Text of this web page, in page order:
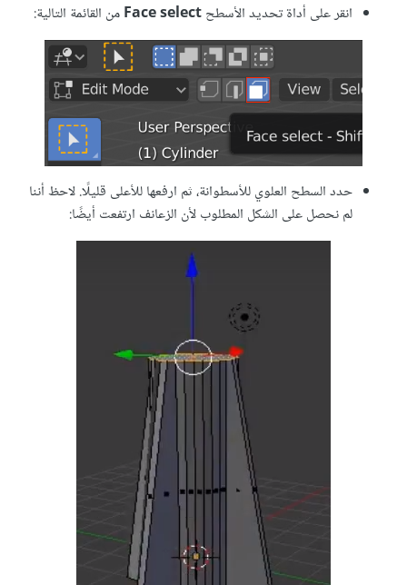
انقر على أداة تحديد الأسطحFace selectمن القائمة التالية:
حدد السطح العلوي للأسطوانة، ثم ارفعها للأعلى قليلًا. لاحظ أننا
لم نحصل على الشكل المطلوب لأن الزعانف ارتفعت أيضًا: